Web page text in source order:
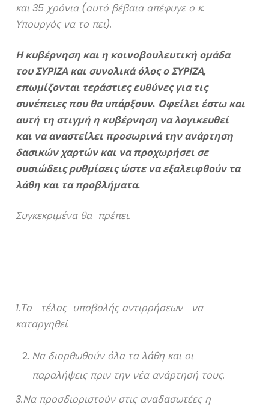
και 35 χρόνια (αυτό βέβαια απέφυγε ο κ.
Υπουργός να το πει).
Η κυβέρνηση και η κοινοβουλευτική ομάδα
του ΣΥΡΙΖΑ και συνολικά όλος ο ΣΥΡΙΖΑ,
επωμίζονται τεράστιες ευθύνες για τις
συνέπειες που θα υπάρξουν. Οφείλει έστω και
αυτή τη στιγμή η κυβέρνηση να λογικευθεί
και να αναστείλει προσωρινά την ανάρτηση
δασικών χαρτών και να προχωρήσει σε
ουσιώδεις ρυθμίσεις ώστε να εξαλειφθούν τα
λάθη και τα προβλήματα.
Συγκεκριμένα θα πρέπει.
1.Το τέλος υποβολής αντιρρήσεων να
καταργηθεί.
Να διορθωθούν όλα τα λάθη και οι
παραλήψεις πριν την νέα ανάρτησή τους.
3.Να προσδιοριστούν στις αναδασωτέες η